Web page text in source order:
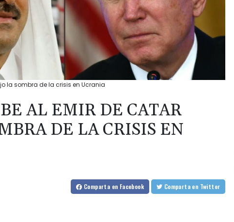
la sombra de la crisis en Ucrania
AL EMIR DE CATAR
DE LA CRISIS EN
Comparta en Facebook Comparta en Twitter